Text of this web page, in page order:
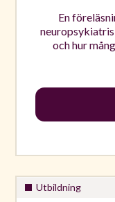
En
och hur
Utbildning